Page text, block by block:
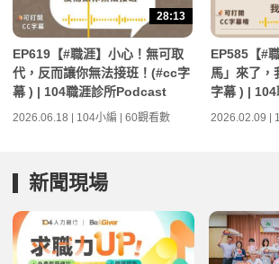
28:13
EP619【#職涯】小心！無可取
代，反而讓你無法接班！(#cc字
幕 ) | 104職涯診所Podcast
2026.06.18 | 104小編 | 60觀看數
EP585【#
馬」來了，
字幕 ) |
2026.02.09 |
新聞現場